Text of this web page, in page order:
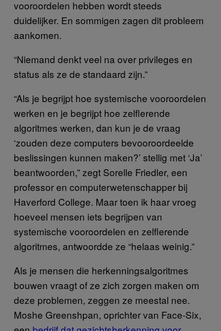
vooroordelen hebben wordt steeds
duidelijker. En sommigen zagen dit probleem
aankomen.
“Niemand denkt veel na over privileges en
status als ze de standaard zijn.”
“Als je begrijpt hoe systemische vooroordelen
werken en je begrijpt hoe zelflerende
algoritmes werken, dan kun je de vraag
‘zouden deze computers bevooroordeelde
beslissingen kunnen maken?’ stellig met ‘Ja’
beantwoorden,” zegt Sorelle Friedler, een
professor en computerwetenschapper bij
Haverford College. Maar toen ik haar vroeg
hoeveel mensen iets begrijpen van
systemische vooroordelen en zelflerende
algoritmes, antwoordde ze “helaas weinig.”
Als je mensen die herkenningsalgoritmes
bouwen vraagt of ze zich zorgen maken om
deze problemen, zeggen ze meestal nee.
Moshe Greenshpan, oprichter van Face-Six,